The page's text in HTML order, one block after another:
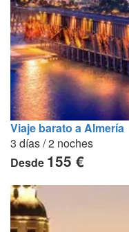
Viaje barato a Almería
3 días / 2 noches
Desde 155 €